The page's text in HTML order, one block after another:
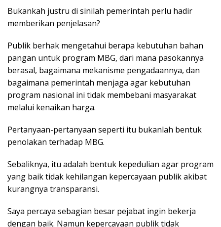
Bukankah justru di sinilah pemerintah perlu hadir
memberikan penjelasan?
Publik berhak mengetahui berapa kebutuhan bahan
pangan untuk program MBG, dari mana pasokannya
berasal, bagaimana mekanisme pengadaannya, dan
bagaimana pemerintah menjaga agar kebutuhan
program nasional ini tidak membebani masyarakat
melalui kenaikan harga.
Pertanyaan-pertanyaan seperti itu bukanlah bentuk
penolakan terhadap MBG.
Sebaliknya, itu adalah bentuk kepedulian agar program
yang baik tidak kehilangan kepercayaan publik akibat
kurangnya transparansi.
Saya percaya sebagian besar pejabat ingin bekerja
dengan baik. Namun kepercayaan publik tidak